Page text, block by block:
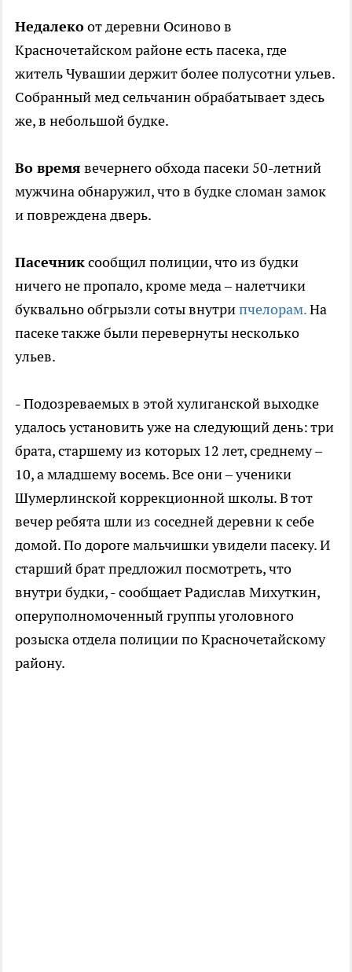
Недалекоот деревни Осиново в
Красночетайском районе есть пасека, где
житель Чувашии держит более полусотни ульев.
Собранный мед сельчанин обрабатывает здесь
же, в небольшой будке.
Во время вечернего обхода пасеки 50-летний
мужчина обнаружил, что в будке сломан замок
и повреждена дверь.
Пасечниксообщил полиции, что из будки
ничего не пропало, кроме меда – налетчики
буквально обгрызли соты внутрипчелорам.На
пасеке также были перевернуты несколько
ульев.
- Подозреваемых в этой хулиганской выходке
удалось установить уже на следующий день: три
брата, старшему из которых 12 лет, среднему –
10, а младшему восемь. Все они – ученики
Шумерлинской коррекционной школы. В тот
вечер ребята шли из соседней деревни к себе
домой. По дороге мальчишки увидели пасеку. И
старший брат предложил посмотреть, что
внутри будки, - сообщает Радислав Михуткин,
оперуполномоченный группы уголовного
розыска отдела полиции по Красночетайскому
району.